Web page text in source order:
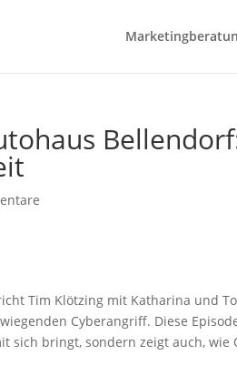
Tim Klötzing mit Katharina und
Cyberangriff. Diese
sich bringt, sondern zeigt auch, wie